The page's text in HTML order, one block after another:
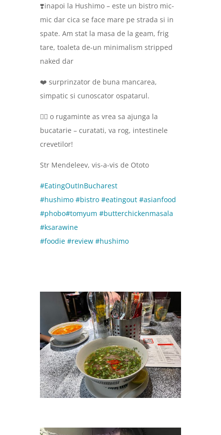
❣️inapoi la Hushimo – este un bistro mic-
mic dar cica se face mare pe strada si in
spate. Am stat la masa de la geam, frig
tare, toaleta de-un minimalism stripped
naked dar
❤️ surprinzator de buna mancarea,
simpatic si cunoscator ospatarul.
🤦‍♀️ o rugaminte as vrea sa ajunga la
bucatarie – curatati, va rog, intestinele
crevetilor!
Str Mendeleev, vis-a-vis de Ototo
#EatingOutInBucharest
#hushimo #bistro #eatingout #asianfood
#phobo#tomyum #butterchickenmasala
#ksarawine
#foodie #review #hushimo